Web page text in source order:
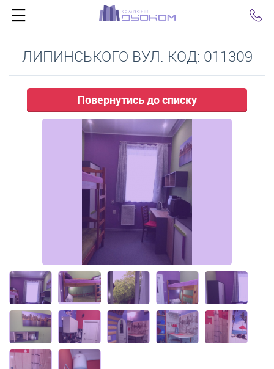
ЛИПИНСЬКОГО ВУЛ. КОД: 011309
Повернутись до списку